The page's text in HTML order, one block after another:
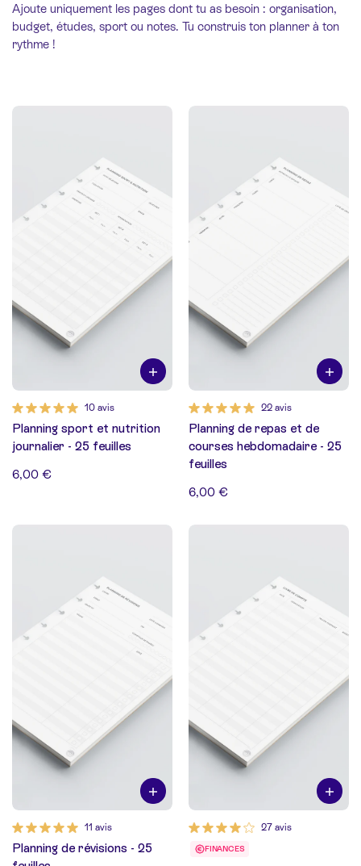
Ajoute uniquement les pages dont tu as besoin : organisation,
budget, études, sport ou notes. Tu construis ton planner à ton
rythme !
10 avis
Planning sport et nutrition
journalier - 25 feuilles
6,00 €
22 avis
Planning de repas et de
courses hebdomadaire - 25
feuilles
6,00 €
11 avis
Planning de révisions - 25
27 avis
FINANCES